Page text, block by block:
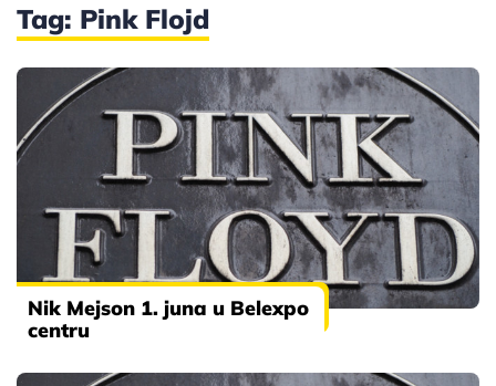
Tag: Pink Flojd
Nik Mejson 1. juna u Belexpo
centru